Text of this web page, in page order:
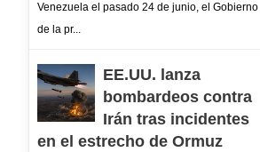
Venezuela el pasado 24 de junio, el Gobierno
de la pr...
EE.UU. lanza
bombardeos contra
Irán tras incidentes
en el estrecho de Ormuz